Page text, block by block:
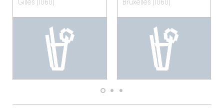
Gilles (1060) Bruxelles (1060)